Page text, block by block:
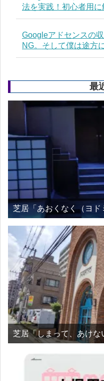
法を実践！初心者用
Googleアドセンスの
NG。そして僕は途方
最
芝居「あおくなく（ヨド
芝居「しまって、あけ